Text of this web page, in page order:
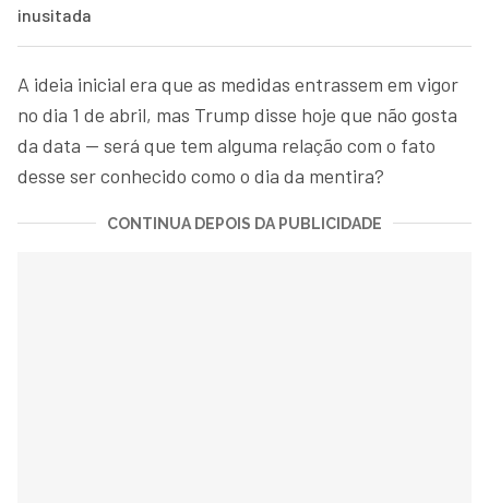
inusitada
A ideia inicial era que as medidas entrassem em vigor
no dia 1 de abril, mas Trump disse hoje que não gosta
da data — será que tem alguma relação com o fato
desse ser conhecido como o dia da mentira?
CONTINUA DEPOIS DA PUBLICIDADE